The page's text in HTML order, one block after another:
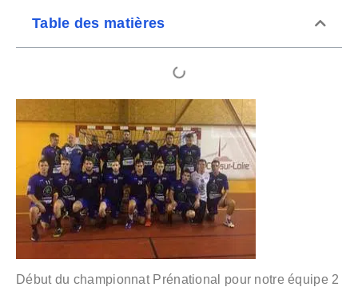
Table des matières
Début du championnat Prénational pour notre équipe 2